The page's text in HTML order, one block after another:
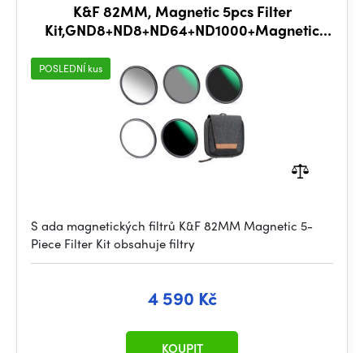
K&F 82MM, Magnetic 5pcs Filter
Kit,GND8+ND8+ND64+ND1000+Magnetic
POSLEDNÍ kus
S ada magnetických filtrů K&F 82MM Magnetic 5-
Piece Filter Kit obsahuje filtry
4 590 Kč
KOUPIT